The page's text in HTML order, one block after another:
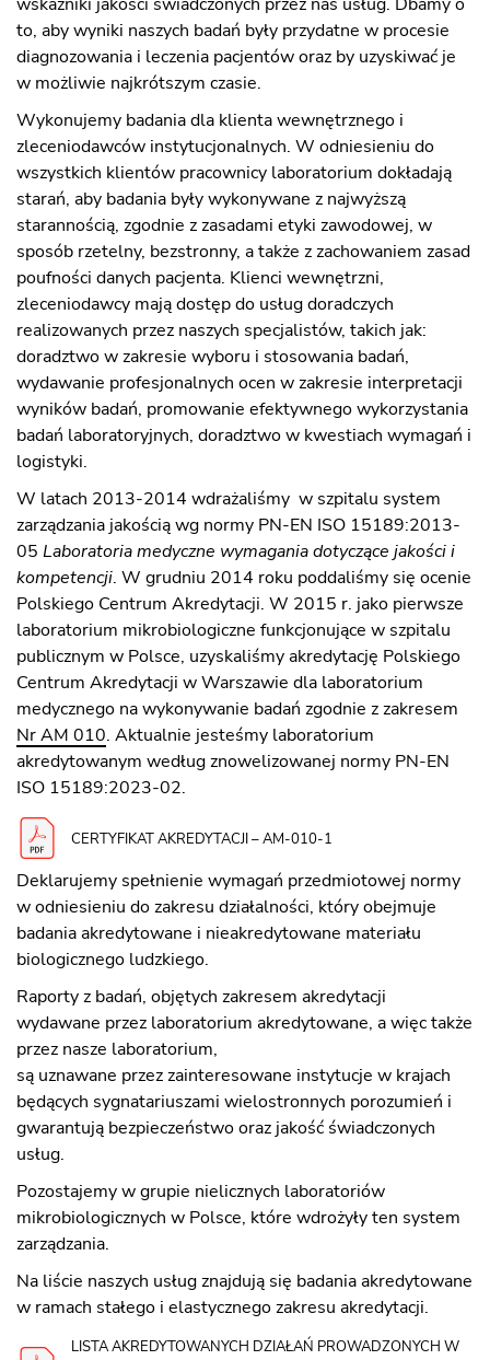
to, aby wyniki naszych badań były przydatne w procesie
diagnozowania i leczenia pacjentów oraz by uzyskiwać je
w możliwie najkrótszym czasie.
Wykonujemy badania dla klienta wewnętrznego i
zleceniodawców instytucjonalnych. W odniesieniu do
wszystkich klientów pracownicy laboratorium dokładają
starań, aby badania były wykonywane z najwyższą
starannością, zgodnie z zasadami etyki zawodowej, w
sposób rzetelny, bezstronny, a także z zachowaniem zasad
poufności danych pacjenta. Klienci wewnętrzni,
zleceniodawcy mają dostęp do usług doradczych
realizowanych przez naszych specjalistów, takich jak:
doradztwo w zakresie wyboru i stosowania badań,
wydawanie profesjonalnych ocen w zakresie interpretacji
wyników badań, promowanie efektywnego wykorzystania
badań laboratoryjnych, doradztwo w kwestiach wymagań i
logistyki.
W latach 2013-2014 wdrażaliśmy w szpitalu system
zarządzania jakością wg normy PN-EN ISO 15189:2013-
05 Laboratoria medyczne wymagania dotyczące jakości i
kompetencji. W grudniu 2014 roku poddaliśmy się ocenie
Polskiego Centrum Akredytacji. W 2015 r. jako pierwsze
laboratorium mikrobiologiczne funkcjonujące w szpitalu
publicznym w Polsce, uzyskaliśmy akredytację Polskiego
Centrum Akredytacji w Warszawie dla laboratorium
medycznego na wykonywanie badań zgodnie z zakresem
Nr AM 010. Aktualnie jesteśmy laboratorium
akredytowanym według znowelizowanej normy PN-EN
ISO 15189:2023-02.
CERTYFIKAT AKREDYTACJI – AM-010-1
Deklarujemy spełnienie wymagań przedmiotowej normy
w odniesieniu do zakresu działalności, który obejmuje
badania akredytowane i nieakredytowane materiału
biologicznego ludzkiego.
Raporty z badań, objętych zakresem akredytacji
wydawane przez laboratorium akredytowane, a więc także
przez nasze laboratorium,
są uznawane przez zainteresowane instytucje w krajach
będących sygnatariuszami wielostronnych porozumień i
gwarantują bezpieczeństwo oraz jakość świadczonych
usług.
Pozostajemy w grupie nielicznych laboratoriów
mikrobiologicznych w Polsce, które wdrożyły ten system
zarządzania.
Na liście naszych usług znajdują się badania akredytowane
w ramach stałego i elastycznego zakresu akredytacji.
LISTA AKREDYTOWANYCH DZIAŁAŃ PROWADZONYCH W